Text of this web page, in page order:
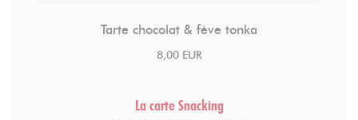
Tarte chocolat & fève tonka
8,00 EUR
La carte Snacking